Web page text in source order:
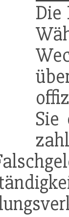
Die
Sie